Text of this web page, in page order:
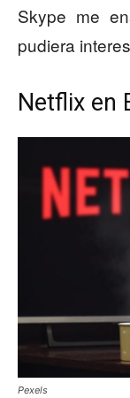
Skype me
pudiera
Netflix en
Pexels